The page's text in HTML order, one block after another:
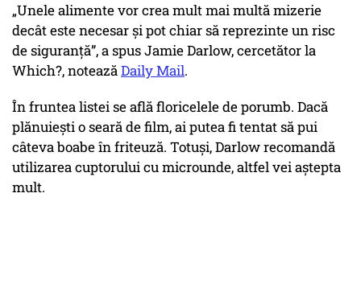
„Unele alimente vor crea mult mai multă mizerie
decât este necesar și pot chiar să reprezinte un risc
de siguranță”, a spus Jamie Darlow, cercetător la
Which?, noteazăDaily Mail.
În fruntea listei se află floricelele de porumb. Dacă
plănuiești o seară de film, ai putea fi tentat să pui
câteva boabe în friteuză. Totuși, Darlow recomandă
utilizarea cuptorului cu microunde, altfel vei aștepta
mult.